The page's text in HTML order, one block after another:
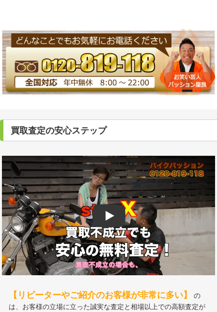
買取査定の安心ステップ
Play
【リピーターやご紹介のお客様が非常に多い】
は、お客様の立場に立った誠実な査定と相場以上での高額査定が